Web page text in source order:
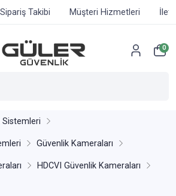
Sipariş Takibi Müşteri Hizmetleri
0
Sistemleri
Güvenlik Kameraları
HDCVI Güvenlik Kameraları